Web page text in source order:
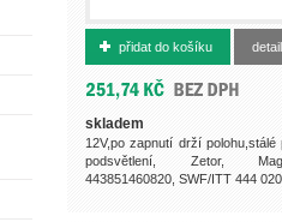
500002120
přidat do košíku detail
skladem
12V,po zapnutí drží polohu,stálé
podsvětlení, Zetor,
443851460820, SWF/ITT 444